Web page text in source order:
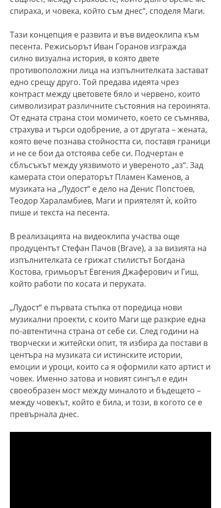
спираха, и човека, който съм днес“, споделя Маги.
Тази концепция е развита и във видеоклипа към
песента. Режисьорът Иван Горанов изгражда
силно визуална история, в която двете
противоположни лица на изпълнителката застават
едно срещу друго. Той предава идеята чрез
контраст между цветовете бяло и червено, които
символизират различните състояния на героинята.
От едната страна стои момичето, което се съмнява,
страхува и търси одобрение, а от другата – жената,
която вече познава стойността си, поставя граници
и не се бои да отстоява себе си. Подчертан е
сблъсъкът между уязвимото и увереното „аз“. Зад
камерата стои операторът Пламен Каменов, а
музиката на „Лудост“ е дело на Денис Попстоев,
Теодор Хараламбиев, Маги и приятелят ѝ, който
пише и текста на песента.
В реализацията на видеоклипа участва още
продуцентът Стефан Пачов (Brave), а за визията на
изпълнителката се грижат стилистът Богдана
Костова, гримьорът Евгения Джаферович и Гиш,
който работи по косата и перуката.
„Лудост“ е първата стъпка от поредица нови
музикални проекти, с които Маги ще разкрие една
по-автентична страна от себе си. След години на
творчески и житейски опит, тя избира да постави в
центъра на музиката си истинските истории,
емоции и уроци, които са я оформили като артист и
човек. Именно затова и новият сингъл е един
своеобразен мост между миналото и бъдещето –
между човекът, който е била, и този, в когото се е
превърнала днес.